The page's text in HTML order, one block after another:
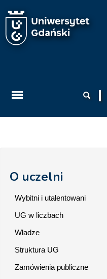
wyszukiwania
O uczelni
Wybitni i utalentowani
UG w liczbach
Władze
Struktura UG
Zamówienia publiczne